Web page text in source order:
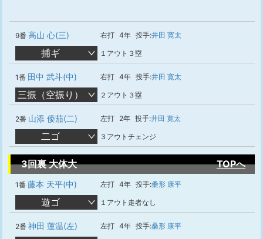
9番 高山 心(三) 右打 4年 投手:井田 寛太
捕ギ １アウト３塁
1番 田中 武斗(中) 右打 4年 投手:井田 寛太
三振（空振り） ２アウト３塁
2番 山添 倭茄(二) 左打 2年 投手:井田 寛太
二ゴ ３アウトチェンジ
3回裏 大体大 TOPへ
1番 藤本 天平(中) 左打 4年 投手:桑形 康平
遊ゴ １アウト走者なし
2番 神田 蓮温(左) 左打 4年 投手:桑形 康平